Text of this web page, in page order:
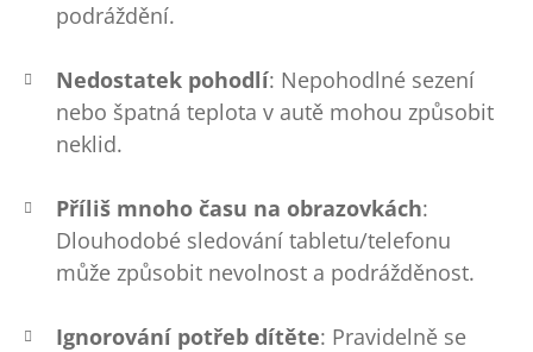
podráždění.
Nedostatek pohodlí: Nepohodlné sezení
nebo špatná teplota v autě mohou způsobit
neklid.
Příliš mnoho času na obrazovkách:
Dlouhodobé sledování tabletu/telefonu
může způsobit nevolnost a podrážděnost.
Ignorování potřeb dítěte: Pravidelně se